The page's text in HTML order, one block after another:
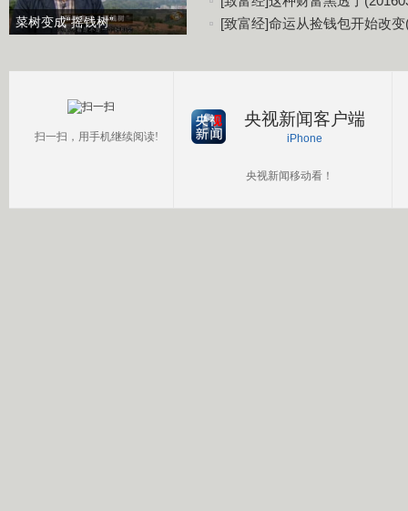
菜树变成“摇钱树”
[致富经]命运从捡钱包开始改变
扫一扫，用手机继续阅读!
央视新闻客户端
iPhone
央视新闻移动看！